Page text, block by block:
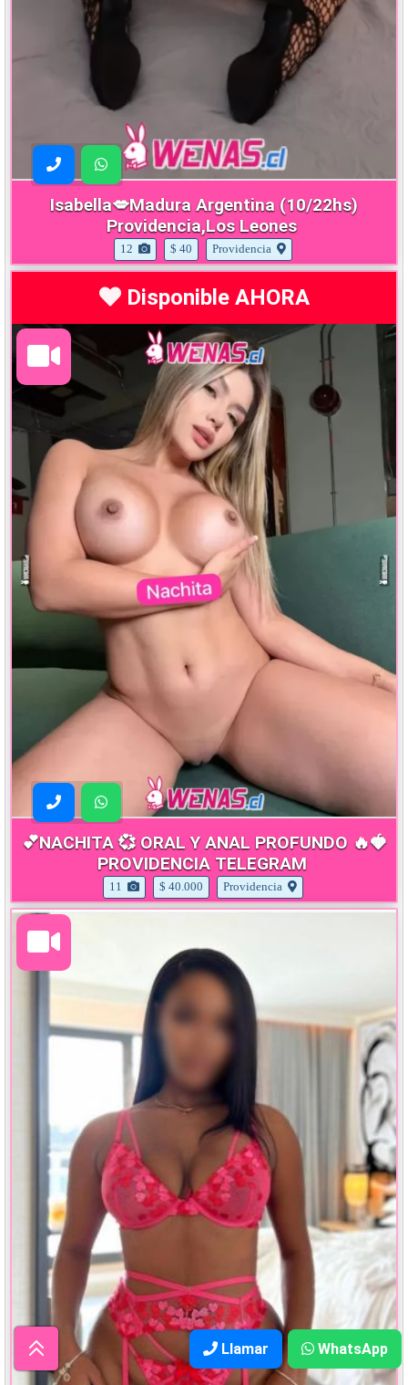
Isabella💋Madura Argentina (10/22hs)
Providencia,Los Leones
12 $ 40 Providencia
Disponible AHORA
💕NACHITA 💞 ORAL Y ANAL PROFUNDO 🔥🍓
PROVIDENCIA TELEGRAM
11 $ 40.000 Providencia
Llamar WhatsApp